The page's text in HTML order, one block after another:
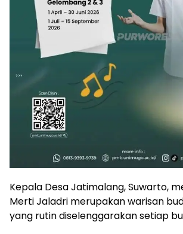
Kepala Desa Jatimalang, Suwarto,
Merti Jaladri merupakan warisan
yang rutin diselenggarakan setiap